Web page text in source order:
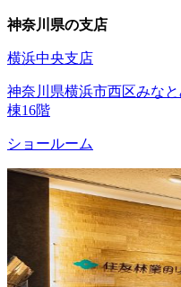
神奈川県の支店
横浜中央支店
神奈川県横浜市西区みな
棟16階
ショールーム